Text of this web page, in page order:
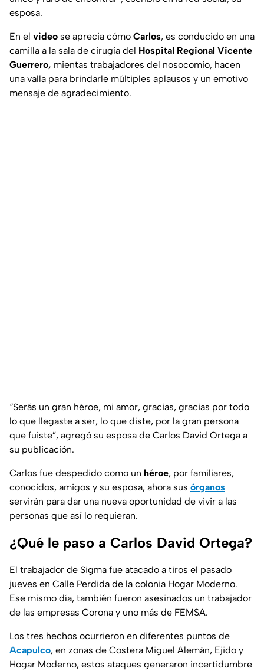
esposa.
En el video se aprecia cómo Carlos, es conducido en una
camilla a la sala de cirugía del Hospital Regional Vicente
Guerrero, mientas trabajadores del nosocomio, hacen
una valla para brindarle múltiples aplausos y un emotivo
mensaje de agradecimiento.
“Serás un gran héroe, mi amor, gracias, gracias por todo
lo que llegaste a ser, lo que diste, por la gran persona
que fuiste”, agregó su esposa de Carlos David Ortega a
su publicación.
Carlos fue despedido como un héroe, por familiares,
conocidos, amigos y su esposa, ahora sus órganos
servirán para dar una nueva oportunidad de vivir a las
personas que así lo requieran.
¿Qué le paso a Carlos David Ortega?
El trabajador de Sigma fue atacado a tiros el pasado
jueves en Calle Perdida de la colonia Hogar Moderno.
Ese mismo día, también fueron asesinados un trabajador
de las empresas Corona y uno más de FEMSA.
Los tres hechos ocurrieron en diferentes puntos de
Acapulco, en zonas de Costera Miguel Alemán, Ejido y
Hogar Moderno, estos ataques generaron incertidumbre